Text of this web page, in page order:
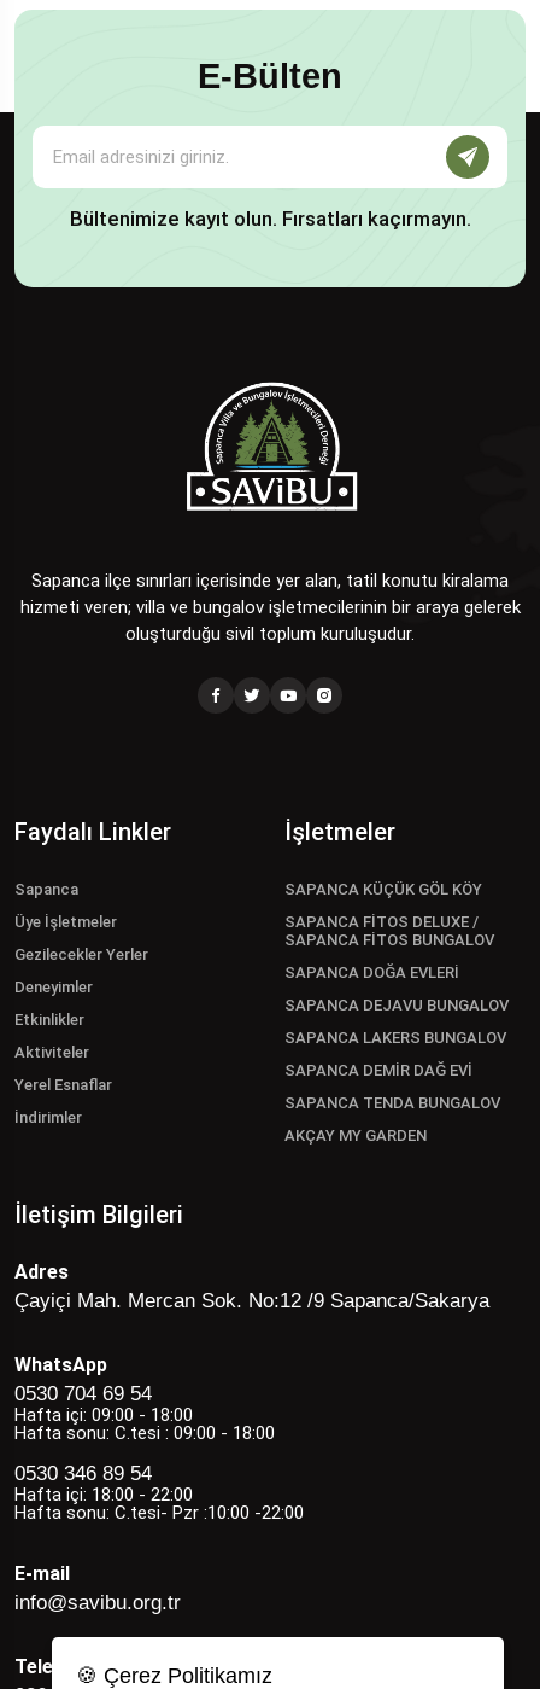
E-Bülten
Bültenimize kayıt olun. Fırsatları kaçırmayın.
Sapanca ilçe sınırları içerisinde yer alan, tatil konutu kiralama
hizmeti veren; villa ve bungalov işletmecilerinin bir araya gelerek
oluşturduğu sivil toplum kuruluşudur.
Faydalı Linkler
Sapanca
Üye İşletmeler
Gezilecekler Yerler
Deneyimler
Etkinlikler
Aktiviteler
Yerel Esnaflar
İndirimler
İşletmeler
SAPANCA KÜÇÜK GÖL KÖY
SAPANCA FİTOS DELUXE /
SAPANCA FİTOS BUNGALOV
SAPANCA DOĞA EVLERİ
SAPANCA DEJAVU BUNGALOV
SAPANCA LAKERS BUNGALOV
SAPANCA DEMİR DAĞ EVİ
SAPANCA TENDA BUNGALOV
AKÇAY MY GARDEN
İletişim Bilgileri
Adres
Çayiçi Mah. Mercan Sok. No:12 /9 Sapanca/Sakarya
WhatsApp
0530 704 69 54
Hafta içi: 09:00 - 18:00
Hafta sonu: C.tesi : 09:00 - 18:00
0530 346 89 54
Hafta içi: 18:00 - 22:00
Hafta sonu: C.tesi- Pzr :10:00 -22:00
E-mail
info@savibu.org.tr
Telefon🍪 Çerez Politikamız